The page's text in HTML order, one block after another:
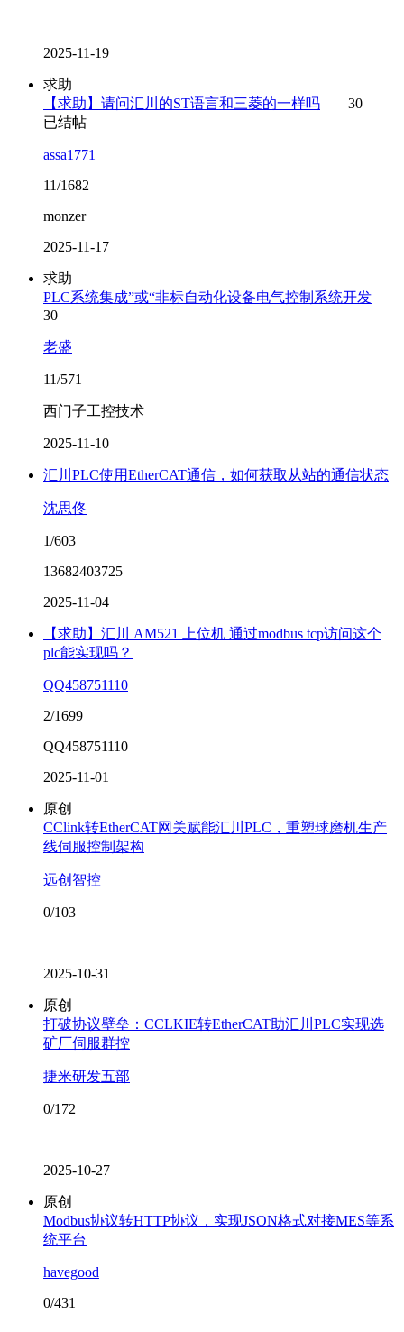
2025-11-19
求助
【求助】请问汇川的ST语言和三菱的一样吗
30
已结帖
assa1771
11/1682
monzer
2025-11-17
求助
PLC系统集成”或“非标自动化设备电气控制系统开发
30
老盛
11/571
西门子工控技术
2025-11-10
汇川PLC使用EtherCAT通信，如何获取从站的通信状态
沈思佟
1/603
13682403725
2025-11-04
【求助】汇川 AM521 上位机 通过modbus tcp访问这个
plc能实现吗？
QQ458751110
2/1699
QQ458751110
2025-11-01
原创
CClink转EtherCAT网关赋能汇川PLC，重塑球磨机生产
线伺服控制架构
远创智控
0/103
2025-10-31
原创
打破协议壁垒：CCLKIE转EtherCAT助汇川PLC实现选
矿厂伺服群控
捷米研发五部
0/172
2025-10-27
原创
Modbus协议转HTTP协议，实现JSON格式对接MES等系
统平台
havegood
0/431